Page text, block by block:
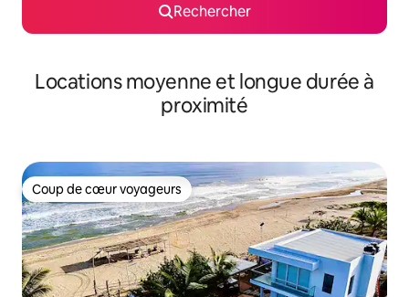
Rechercher
Locations moyenne et longue durée à
proximité
Coup de cœur voyageurs
Coup de cœur voyageurs